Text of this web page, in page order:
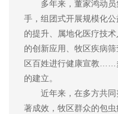
多年来，董家鸿动
手，组团式开展规模化
的提升、属地化医疗技
的创新应用、牧区疾病
区百姓进行健康宣教……
的建立。
近年来，在多方共
著成效，牧区群众的包